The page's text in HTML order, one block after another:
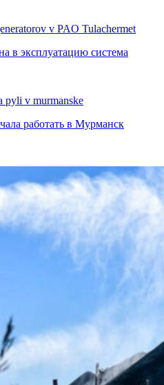
в эксплуатацию система
работать в Мурманск